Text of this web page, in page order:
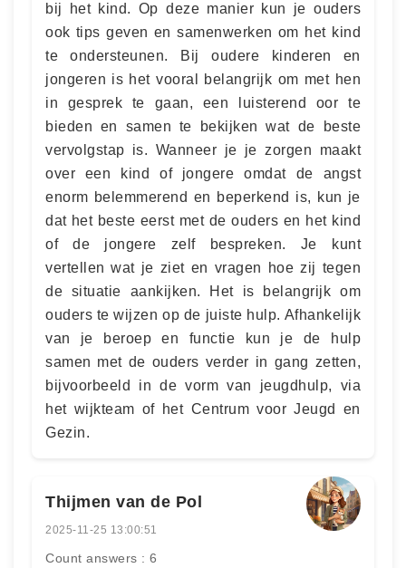
bij het kind. Op deze manier kun je ouders
ook tips geven en samenwerken om het kind
te ondersteunen. Bij oudere kinderen en
jongeren is het vooral belangrijk om met hen
in gesprek te gaan, een luisterend oor te
bieden en samen te bekijken wat de beste
vervolgstap is. Wanneer je je zorgen maakt
over een kind of jongere omdat de angst
enorm belemmerend en beperkend is, kun je
dat het beste eerst met de ouders en het kind
of de jongere zelf bespreken. Je kunt
vertellen wat je ziet en vragen hoe zij tegen
de situatie aankijken. Het is belangrijk om
ouders te wijzen op de juiste hulp. Afhankelijk
van je beroep en functie kun je de hulp
samen met de ouders verder in gang zetten,
bijvoorbeeld in de vorm van jeugdhulp, via
het wijkteam of het Centrum voor Jeugd en
Gezin.
Thijmen van de Pol
2025-11-25 13:00:51
Count answers : 6